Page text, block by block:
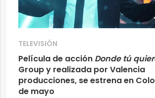
TELEVISIÓN
Película de acción Donde tú
Group y realizada por Valencia
producciones, se estrena en
de mayo